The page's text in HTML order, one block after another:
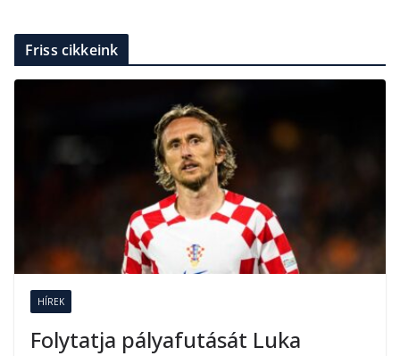
Friss cikkeink
HÍREK
Folytatja pályafutását Luka